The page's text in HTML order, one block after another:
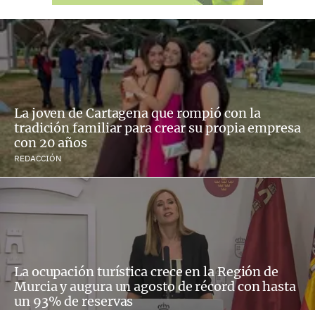
La joven de Cartagena que rompió con la
tradición familiar para crear su propia empresa
con 20 años
REDACCIÓN
La ocupación turística crece en la Región de
Murcia y augura un agosto de récord con hasta
un 93% de reservas